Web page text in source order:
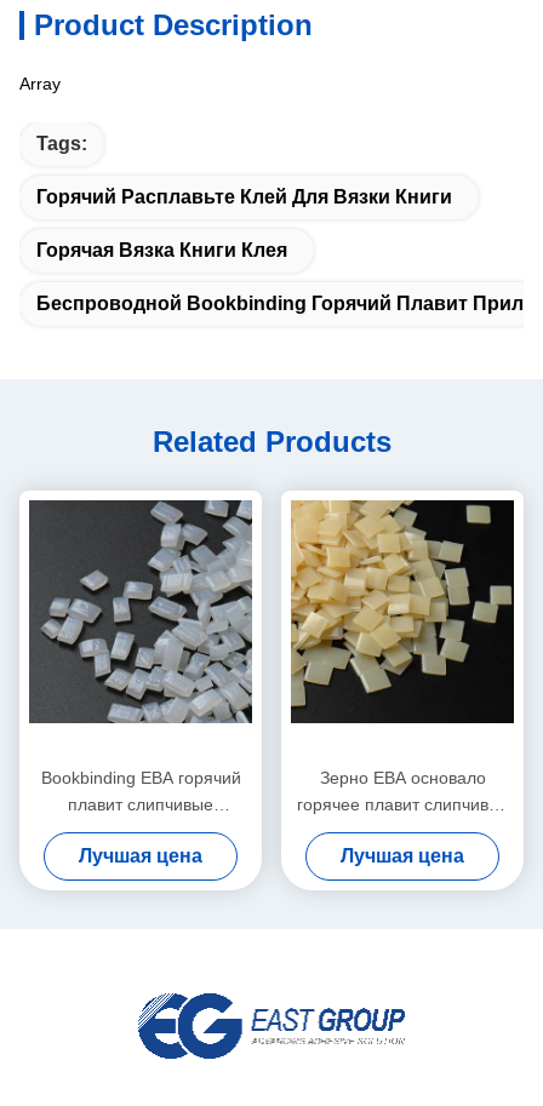
Product Description
Array
Tags:
Горячий Расплавьте Клей Для Вязки Книги
Горячая Вязка Книги Клея
Беспроводной Bookbinding Горячий Плавит
Related Products
Bookbinding ЕВА горячий
плавит слипчивые
прозрачные белые
лепешки зерна
Лучшая цена
Зерно ЕВА основало
горячее плавит слипчивое
ЕВА горячее плавит клей
для Bookbinding
Лучшая цена